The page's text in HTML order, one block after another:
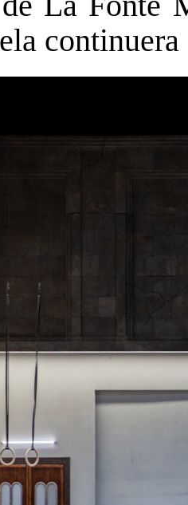
continuera